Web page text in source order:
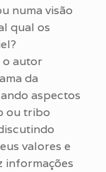
numa visão
qual os
o autor
da
aspectos
ou tribo
valores e
informações